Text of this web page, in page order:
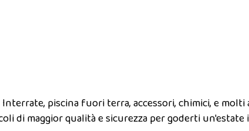
piscina fuori terra, accessori, chimici, e
di maggior qualità e sicurezza per goderti